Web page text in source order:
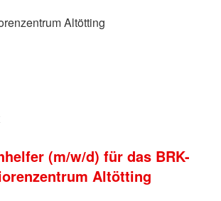
Altötting
(m/w/d) für das BRK-
Altötting